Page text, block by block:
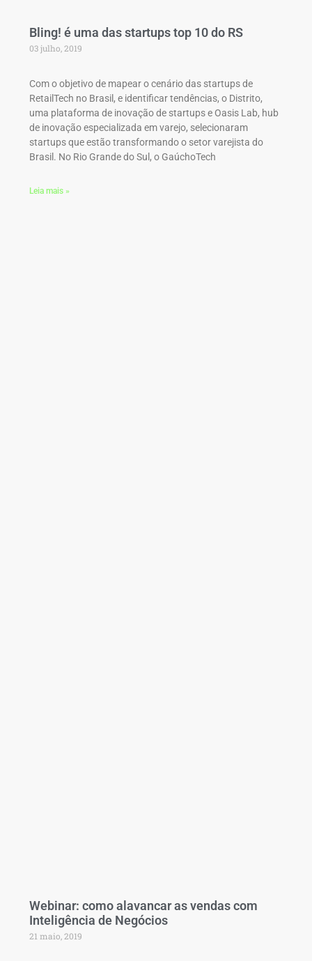
Bling! é uma das startups top 10 do RS
03 julho, 2019
Com o objetivo de mapear o cenário das startups de
RetailTech no Brasil, e identificar tendências, o Distrito,
uma plataforma de inovação de startups e Oasis Lab, hub
de inovação especializada em varejo, selecionaram
startups que estão transformando o setor varejista do
Brasil. No Rio Grande do Sul, o GaúchoTech
Leia mais »
Webinar: como alavancar as vendas com
Inteligência de Negócios
21 maio, 2019